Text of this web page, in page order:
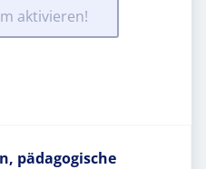
aktivieren!
pädagogische